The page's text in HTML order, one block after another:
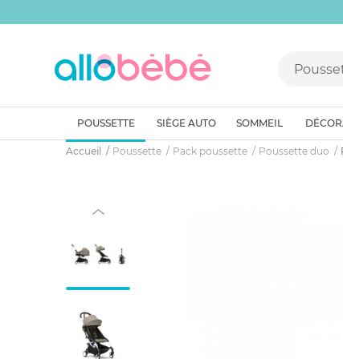
POUSSETTE SIÈGE AUTO SOMMEIL
Accueil Poussette Pack poussette Poussette duo